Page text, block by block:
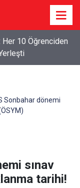
Her 10 Öğrenciden
Sonbahar dönemi
sınav
tarihi!